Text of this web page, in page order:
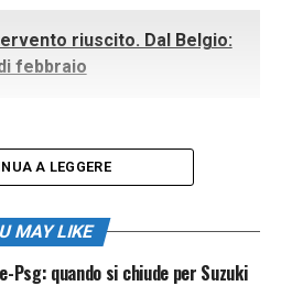
riuscito. Dal Belgio:
febbraio
A LEGGERE
MAY LIKE
Psg: quando si chiude per Suzuki